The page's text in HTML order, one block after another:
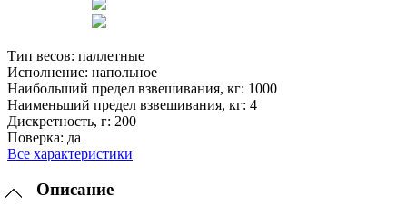
Тип весов: паллетные
Исполнение: напольное
Наибольший предел взвешивания, кг: 1000
Наименьший предел взвешивания, кг: 4
Дискретность, г: 200
Поверка: да
Все характеристики
Описание